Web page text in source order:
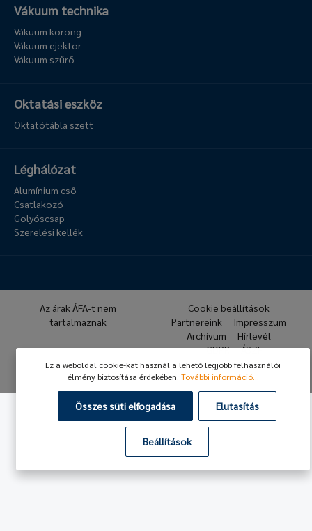
Vákuum technika
Vákuum korong
Vákuum ejektor
Vákuum szűrő
Oktatási eszköz
Oktatótábla szett
Léghálózat
Alumínium cső
Csatlakozó
Golyóscsap
Szerelési kellék
© 2026 Hafner Pneumatika
Az árak ÁFA-t nem
tartalmaznak
Cookie beállítások
Partnereink
Impresszum
Archívum
Hírlevél
GDPR
ÁSZF
Ez a weboldal cookie-kat használ a lehető legjobb felhasználói
élmény biztosítása érdekében. További információ...
Összes süti elfogadása Elutasítás
Beállítások